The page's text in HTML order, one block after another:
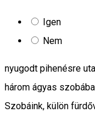
Igen
Nem
csatatérkutató,
részét.
csendje és a csíki
nyugodt pihenésre
három ágyas
Szobáink, külön